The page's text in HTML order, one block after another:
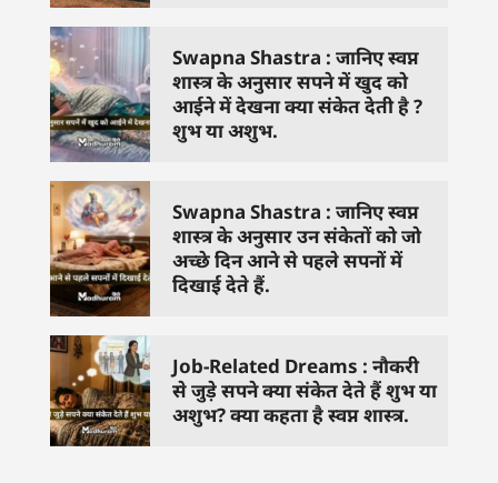
Swapna Shastra : जानिए स्वप्न
शास्त्र के अनुसार सपने में खुद को
आईने में देखना क्या संकेत देती है ?
शुभ या अशुभ.
Swapna Shastra : जानिए स्वप्न
शास्त्र के अनुसार उन संकेतों को जो
अच्छे दिन आने से पहले सपनों में
दिखाई देते हैं.
Job-Related Dreams : नौकरी
से जुड़े सपने क्या संकेत देते हैं शुभ या
अशुभ? क्या कहता है स्वप्न शास्त्र.